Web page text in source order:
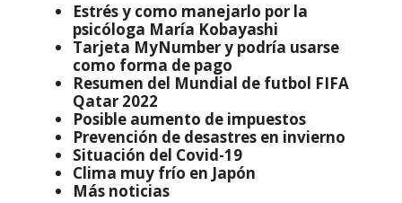
Estrés y como manejarlo por la
psicóloga María Kobayashi
Tarjeta MyNumber y podría usarse
como forma de pago
Resumen del Mundial de futbol FIFA
Qatar 2022
Posible aumento de impuestos
Prevención de desastres en invierno
Situación del Covid-19
Clima muy frío en Japón
Más noticias